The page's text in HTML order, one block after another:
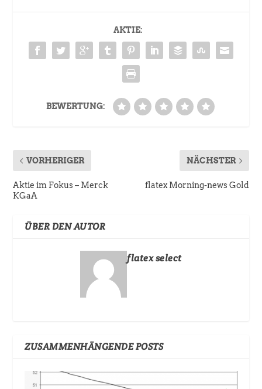
AKTIE:
BEWERTUNG:
VORHERIGER
Aktie im Fokus – Merck
KGaA
NÄCHSTER
flatex Morning-news Gold
ÜBER DEN AUTOR
flatex select
ZUSAMMENHÄNGENDE POSTS